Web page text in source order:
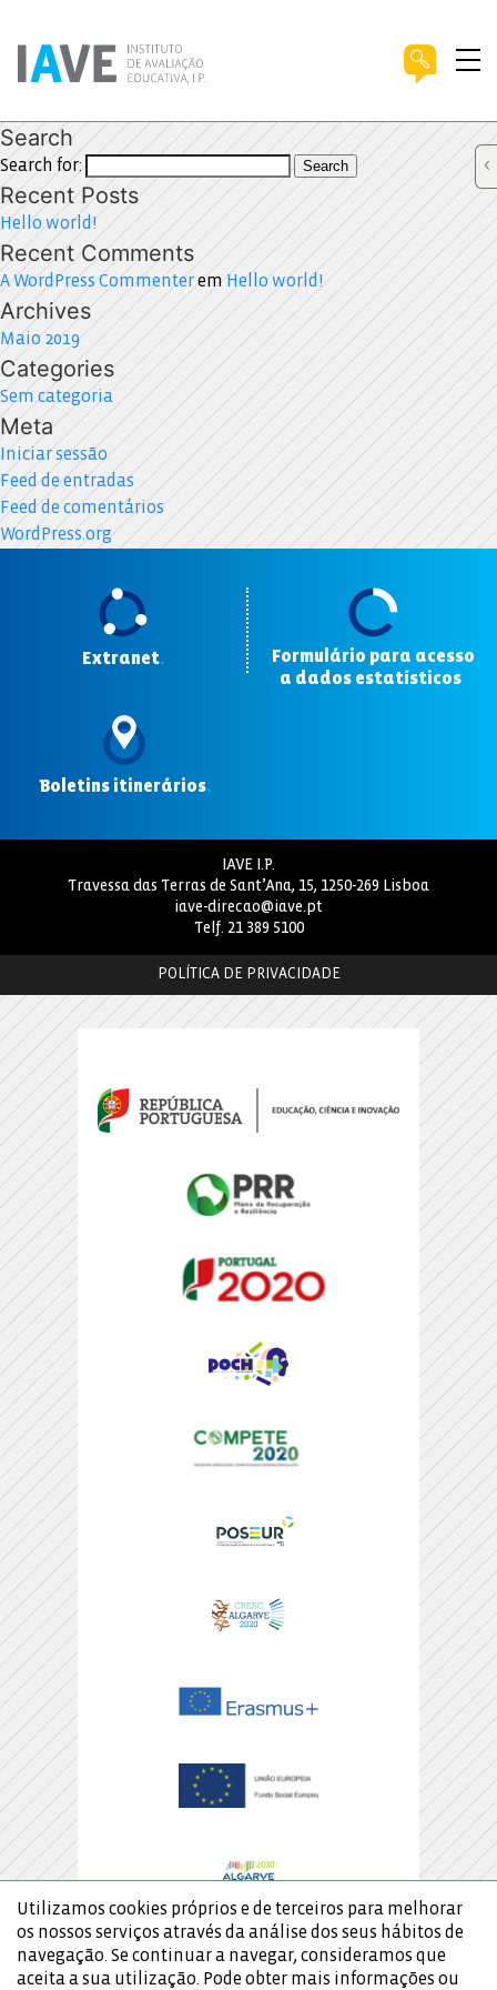
Search
Search for: Search
Recent Posts
Hello world!
Recent Comments
A WordPress Commenterem Hello world!
Archives
Maio 2019
Categories
Sem categoria
Meta
Iniciar sessão
Feed de entradas
Feed de comentários
WordPress.org
Extranet.
Formulário para acesso
a dados estatísticos
Boletins itinerários.
IAVE I.P.
Travessa das Terras de Sant’Ana, 15, 1250-269 Lisboa
iave-direcao@iave.pt
Telf. 21 389 5100
POLÍTICA DE PRIVACIDADE
Utilizamos cookies próprios e de terceiros para melhorar
os nossos serviços através da análise dos seus hábitos de
navegação. Se continuar a navegar, consideramos que
aceita a sua utilização. Pode obter mais informações ou